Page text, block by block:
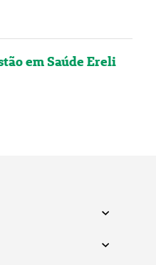
em Saúde Ereli